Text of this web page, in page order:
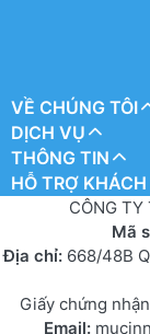
VỀ CHÚNG TÔI
DỊCH VỤ
THÔNG TIN
HỖ TRỢ
CÔNG TY
Mã
Địa chỉ: 668/48B
Giấy chứng
Email: